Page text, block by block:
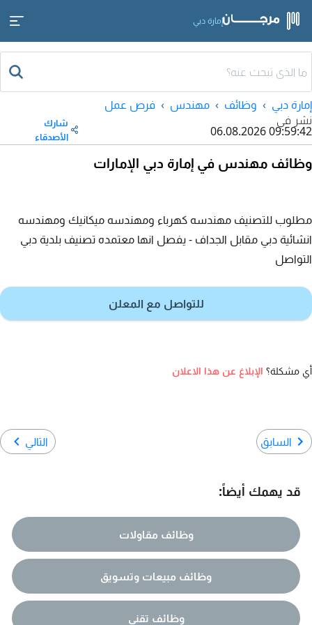
إمارة دبي
إمارة دبي وظائف مهندس
فرص عمل
نشر في
06.08.2026 09:59:42
شارك
الأصدقاء
وظائف مهندس في إمارة دبي الإمارات
مطلوب للتصنيف مهندسه كهرباء ومهندسه ميكانيك ومهندسه
انشائية دبي مقابل الجداف - يفصل انها معتمده تصنيف بلدية دبي
التواصل
للتواصل مع المعلن
أي مشكلة؟ الإبلاغ عن هذا الاعلان
السابق التالي
قد يهمك أيضاً:
وظائف مقاولات
وظائف مبيعات وتسويق
وظائف تقني